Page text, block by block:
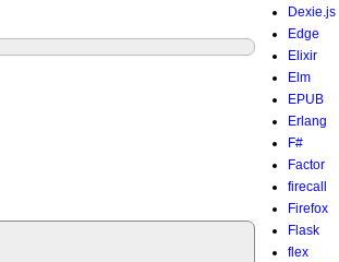
Dexie.js
Edge
Elixir
Elm
EPUB
Erlang
F#
Factor
firecall
Firefox
Flask
flex